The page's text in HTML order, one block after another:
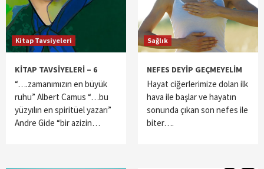
Kitap Tavsiyeleri
KİTAP TAVSİYELERİ – 6
“….zamanımızın en büyük
ruhu” Albert Camus “…bu
yüzyılın en spiritüel yazarı”
Andre Gide “bir azizin…
Sağlık
NEFES DEYİP GEÇMEYELİM
Hayat ciğerlerimize dolan ilk
hava ile başlar ve hayatın
sonunda çıkan son nefes ile
biter….